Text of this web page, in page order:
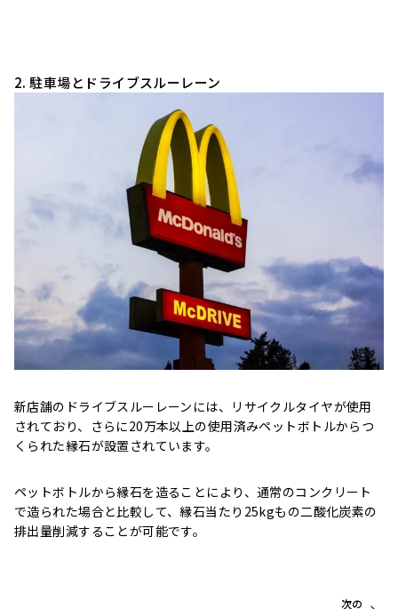
2. 駐車場とドライブスルーレーン
新店舗のドライブスルーレーンには、リサイクルタイヤが使用
されており、さらに20万本以上の使用済みペットボトルからつ
くられた縁石が設置されています。
ペットボトルから縁石を造ることにより、通常のコンクリート
で造られた場合と比較して、縁石当たり25kgもの二酸化炭素の
排出量削減することが可能です。
次の